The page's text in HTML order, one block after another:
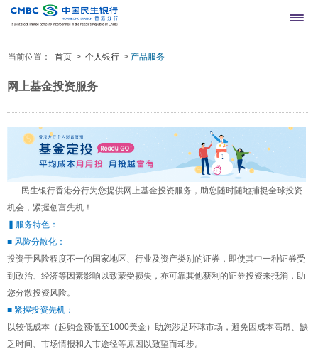
当前位置： 首页 > 个人银行 > 产品服务
网上基金投资服务
民生银行香港分行为您提供网上基金投资服务，助您随时随地捕捉全球投资
机会，紧握创富先机！
▍服务特色：
■ 风险分散化：
投资于风险程度不一的国家地区、行业及资产类别的证券，即使其中一种证券受
到政治、经济等因素影响以致蒙受损失，亦可靠其他获利的证券投资来抵消，助
您分散投资风险。
■ 紧握投资先机：
以较低成本（起购金额低至1000美金）助您涉足环球市场，避免因成本高昂、缺
乏时间、市场情报和入市途径等原因以致望而却步。